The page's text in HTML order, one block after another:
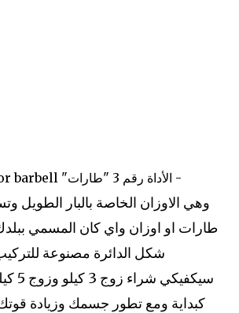
- الأداة رقم 3 "طارات" weight for barbell
وهي الاوزان الخاصة بالبار الطويل
طارات او اوزان واي كان المسمي
شكل الدائرة مصنوعة للتركيب
كبداية ومع تطور جسمك وزيادة قوتك